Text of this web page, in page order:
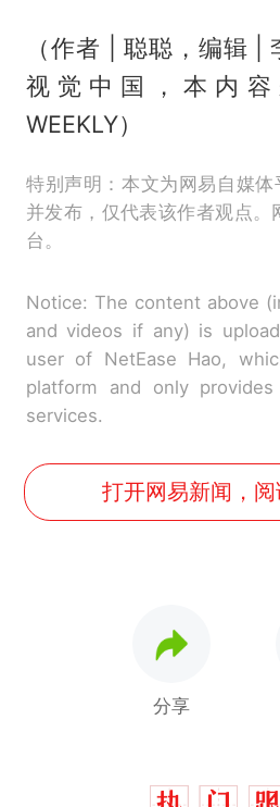
（作者 | 聪聪，编辑 |
视觉中国，本内
WEEKLY）
特别声明：本文为网易自媒体
并发布，仅代表该作者观点。
台。
Notice: The content above
and videos if any) is
user of NetEase Hao,
platform and only
services.
打开网易新闻，
分享